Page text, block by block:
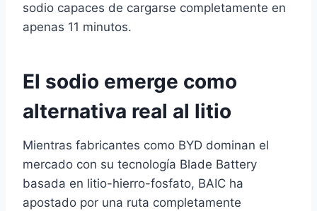
sodio capaces de cargarse completamente en
apenas 11 minutos.
El sodio emerge como
alternativa real al litio
Mientras fabricantes como BYD dominan el
mercado con su tecnología Blade Battery
basada en litio-hierro-fosfato, BAIC ha
apostado por una ruta completamente